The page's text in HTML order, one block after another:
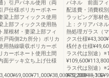
）引戸パネル使用（両
戸仕様ポリカーボネー
梁上部フィックス使用
上部フィックス使用熱
屋根材・妻梁上部フィ
戸両側2カ所分）ポリカ
用熱線吸収ポリカーボ
カーボネート使用土間
面デッキ立ち上げ仕様
パネル 前面フィ
配送費・消費税
ラッピング形材
上：クリアパネ
熱処理ガラス（
クス仕様
桟付き仕様
ラス代は別途）
ラス代は別途）